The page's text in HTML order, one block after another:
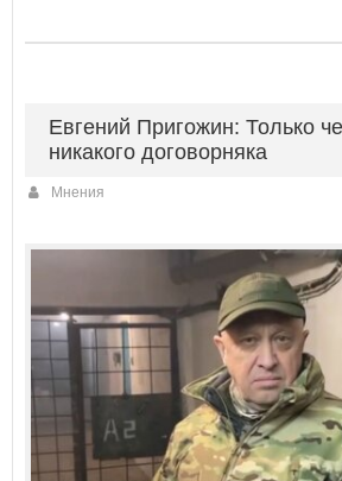
Евгений Пригожин: Только
никакого договорняка
Мнения